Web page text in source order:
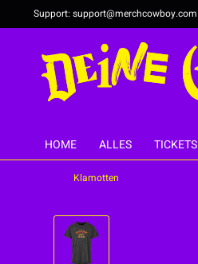
Support: support@merchcowboy.com
HOME ALLES TICKETS
Klamotten